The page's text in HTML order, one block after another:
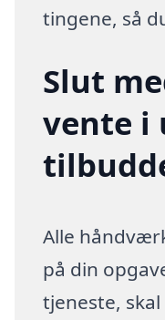
tingene, så
Slut
vente i
Alle
på din
tjeneste,